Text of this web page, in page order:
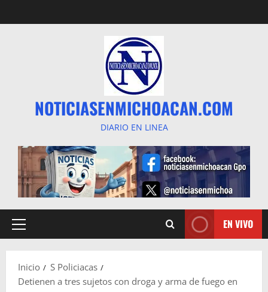
al
NOTICIASENMICHOACAN.COM
DIARIO EN LINEA
Menú
EN VIVO
Inicio
S Policiacas
Detienen a tres sujetos con droga y arma de fuego en